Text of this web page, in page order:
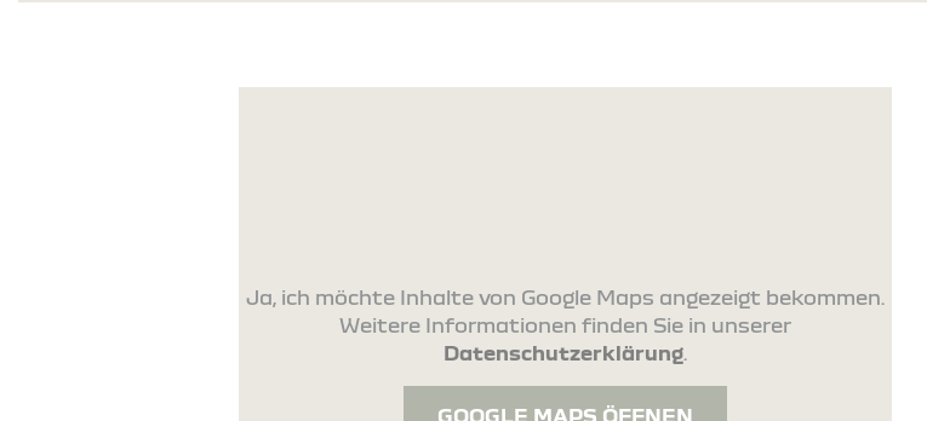
Ja, ich möchte Inhalte von Google Maps angezeigt bekommen.
Weitere Informationen finden Sie in unserer
Datenschutzerklärung.
GOOGLE MAPS ÖFFNEN